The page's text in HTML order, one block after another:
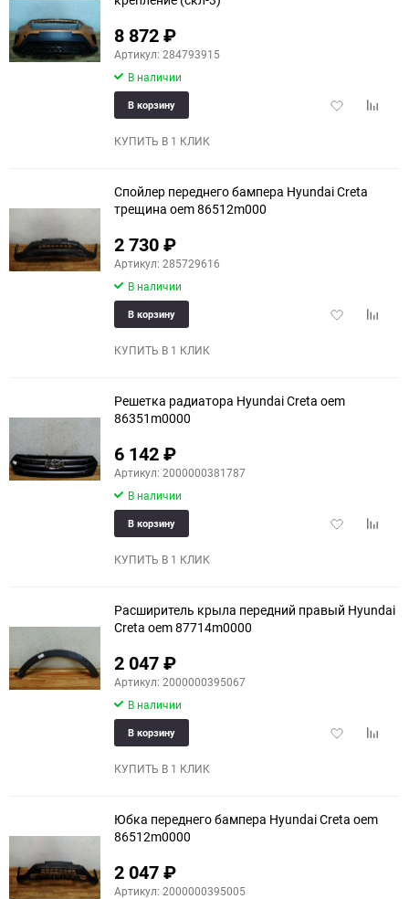
8 872₽
Артикул: 284793915
В наличии
Добавить
В корзину
КУПИТЬ В 1 КЛИК
Спойлер переднего бампера Hyundai Creta
трещина oem 86512m000
2 730₽
Артикул: 285729616
В наличии
Добавить
В корзину
КУПИТЬ В 1 КЛИК
Решетка радиатора Hyundai Creta oem
86351m0000
6 142₽
Артикул: 2000000381787
В наличии
Добавить
В корзину
КУПИТЬ В 1 КЛИК
Расширитель крыла передний правый Hyundai
Creta oem 87714m0000
2 047₽
Артикул: 2000000395067
В наличии
Добавить
В корзину
КУПИТЬ В 1 КЛИК
Юбка переднего бампера Hyundai Creta oem
86512m0000
2 047₽
Артикул: 2000000395005